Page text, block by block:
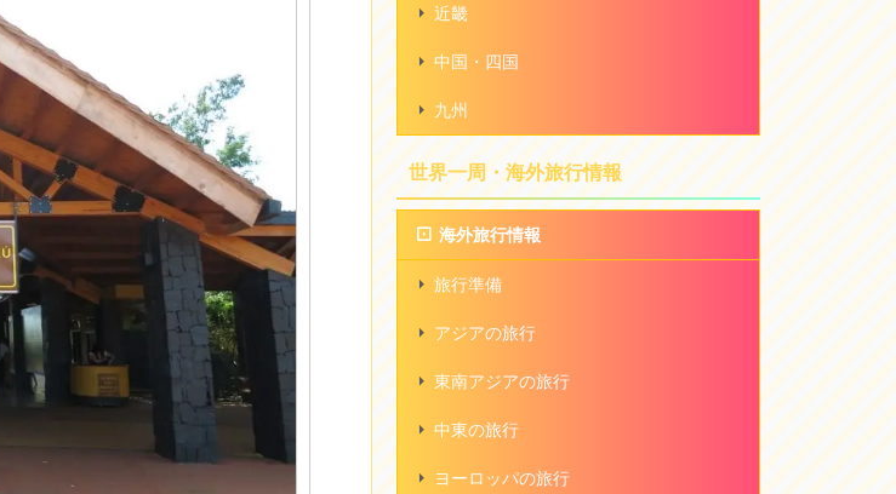
近畿
中国・四国
九州
世界一周・海外旅行情報
海外旅行情報
旅行準備
アジアの旅行
東南アジアの旅行
中東の旅行
ヨーロッパの旅行